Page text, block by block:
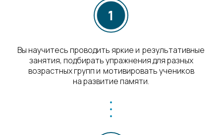
Вы научитесь проводить яркие и результативные
занятия, подбирать упражнения для разных
возрастных групп и мотивировать учеников
на развитие памяти.